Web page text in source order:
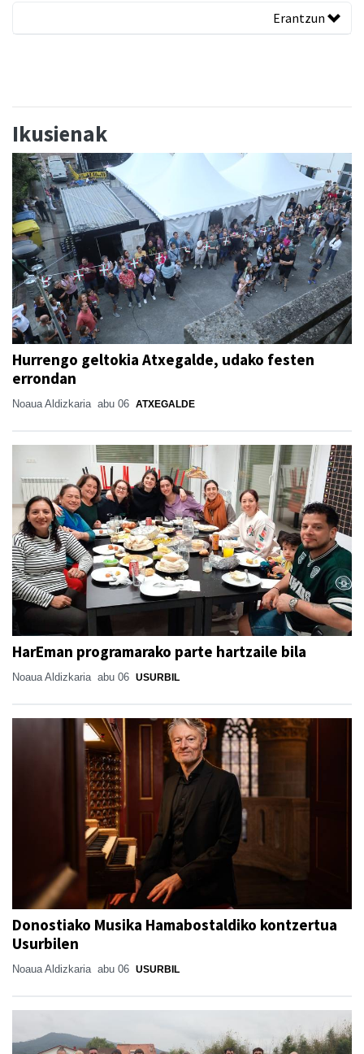
Erantzun
Ikusienak
Hurrengo geltokia Atxegalde, udako festen
errondan
Noaua Aldizkaria abu 06 ATXEGALDE
HarEman programarako parte hartzaile bila
Noaua Aldizkaria abu 06 USURBIL
Donostiako Musika Hamabostaldiko kontzertua
Usurbilen
Noaua Aldizkaria abu 06 USURBIL